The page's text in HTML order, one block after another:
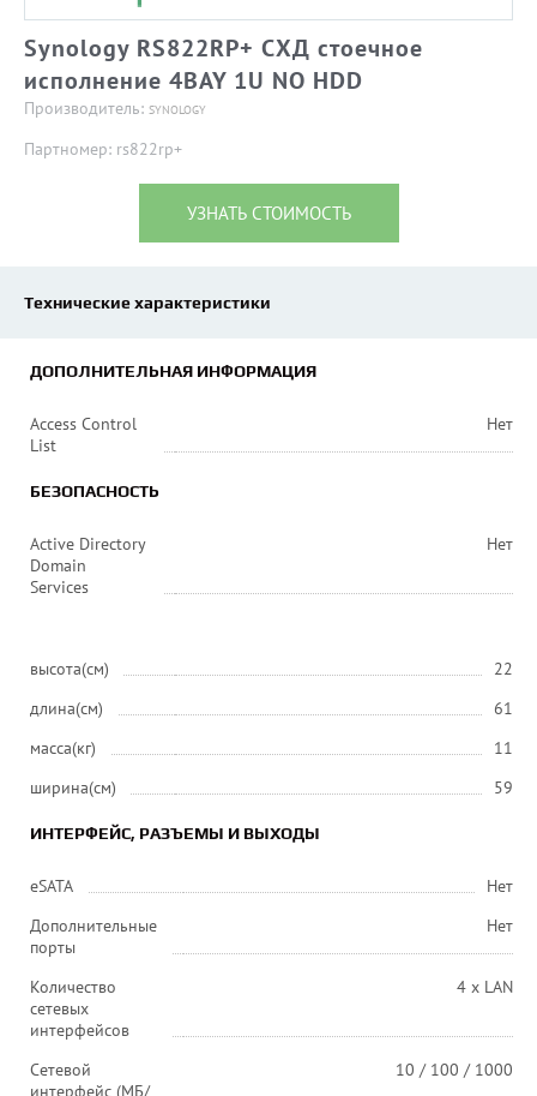
Synology RS822RP+ СХД стоечное
исполнение 4BAY 1U NO HDD
Производитель: SYNOLOGY
Партномер: rs822rp+
УЗНАТЬ СТОИМОСТЬ
Технические характеристики
ДОПОЛНИТЕЛЬНАЯ ИНФОРМАЦИЯ
Access Control
List
Нет
БЕЗОПАСНОСТЬ
Active Directory
Domain
Services
Нет
высота(см)
22
длина(см)
61
масса(кг)
11
ширина(см)
59
ИНТЕРФЕЙС, РАЗЪЕМЫ И ВЫХОДЫ
eSATA
Нет
Дополнительные
порты
Нет
Количество
сетевых
интерфейсов
4 x LAN
Сетевой
интерфейс (МБ/
10 / 100 / 1000